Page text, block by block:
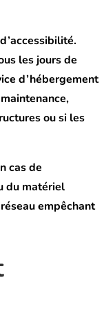
les jours de
d’hébergement
ou si les
cas de
du matériel
empêchant